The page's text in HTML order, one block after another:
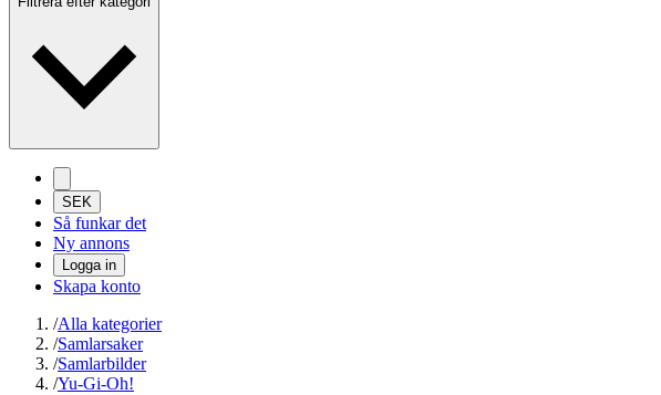
SEK
Så funkar det
Ny annons
Logga in
Skapa konto
/Alla kategorier
/Samlarsaker
/Samlarbilder
/Yu-Gi-Oh!